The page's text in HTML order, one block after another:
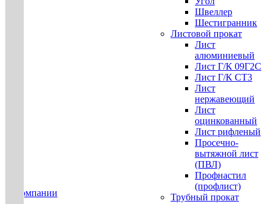
О компании
Швеллер
Шестигранник
Листовой прокат
Лист
алюминиевый
Лист Г/К 09Г2С
Лист Г/К СТ3
Лист
нержавеющий
Лист
оцинкованный
Лист рифленый
Просечно-
вытяжной лист
(ПВЛ)
Профнастил
(профлист)
Трубный прокат